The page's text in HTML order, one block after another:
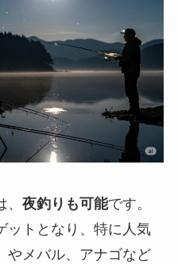
夜釣りも可能です。
ットとなり、特に人気
やメバル、アナゴなど